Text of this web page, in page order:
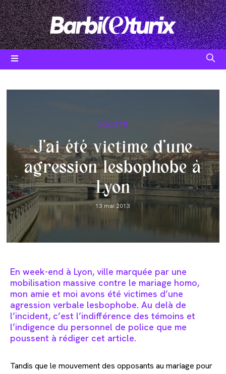
Skip
to
content
Post
SOCIÉTÉ
J’ai été victime d’une
agression lesbophobe à
Lyon
Post
13 mai 2013
En week-end à Lyon, ville marquée par une
mobilisation massive contre le mariage homo,
mon amie et moi avons été victimes d’une
agression verbale lesbophobe. Au delà de
l’incident, c’est l’indifférence des témoins et
l’indigence du personnel de police que me
poussent à rédiger cet article.
Tandis que le mouvement des opposants au mariage pour